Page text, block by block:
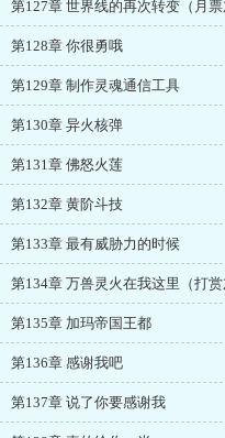
第127章 世界线的再次转变（月票
第128章 你很勇哦
第129章 制作灵魂通信工具
第130章 异火核弹
第131章 佛怒火莲
第132章 黄阶斗技
第133章 最有威胁力的时候
第134章 万兽灵火在我这里（打赏
第135章 加玛帝国王都
第136章 感谢我吧
第137章 说了你要感谢我